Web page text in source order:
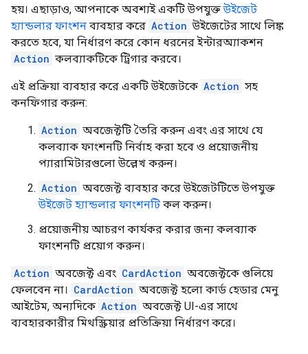
হয়। এছাড়াও, আপনাকে অবশ্যই একটি উপযুক্তউইজেট
হ্যান্ডলার ফাংশন ব্যবহার করে Action উইজেটের সাথে লিঙ্ক
করতে হবে, যা নির্ধারণ করে কোন ধরনের ইন্টারঅ্যাকশন
Action কলব্যাকটিকে ট্রিগার করবে।
এই প্রক্রিয়া ব্যবহার করে একটি উইজেটকে Action সহ
কনফিগার করুন:
Action অবজেক্টটি তৈরি করুন এবং এর সাথে যে
কলব্যাক ফাংশনটি নির্বাহ করা হবে ও প্রয়োজনীয়
প্যারামিটারগুলো উল্লেখ করুন।
Action অবজেক্ট ব্যবহার করে উইজেটটিতে উপযুক্ত
উইজেট হ্যান্ডলার ফাংশনটি কল করুন।
প্রয়োজনীয় আচরণ কার্যকর করার জন্য কলব্যাক
ফাংশনটি প্রয়োগ করুন।
Action অবজেক্ট এবং CardAction অবজেক্টকে গুলিয়ে
ফেলবেন না। CardAction অবজেক্ট হলো কার্ড হেডার মেনু
আইটেম, অন্যদিকে Action অবজেক্ট UI-এর সাথে
ব্যবহারকারীর মিথস্ক্রিয়ার প্রতিক্রিয়া নির্ধারণ করে।